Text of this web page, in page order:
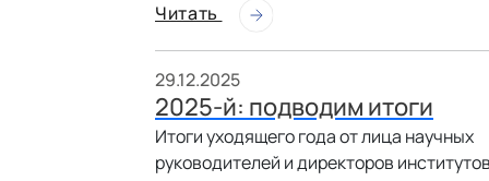
Читать
29.12.2025
2025-й: подводим итоги
Итоги уходящего года от лица научных
руководителей и директоров